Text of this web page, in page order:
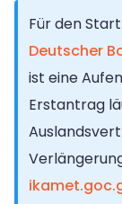
Für den
Deutscher
ist eine
Erstantrag